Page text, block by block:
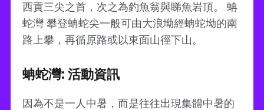
西貢三尖之首，次之為釣魚翁與睇魚岩頂。 蚺
蛇灣 攀登蚺蛇尖一般可由大浪坳經蚺蛇坳的南
路上攀，再循原路或以東面山徑下山。
蚺蛇灣: 活動資訊
因為不是一人中暑，而是往往出現集體中暑的